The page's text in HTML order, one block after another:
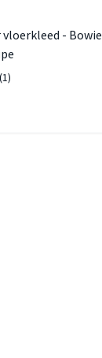
- Bowie
(1)